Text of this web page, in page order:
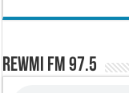
Rewmi FM 97.5